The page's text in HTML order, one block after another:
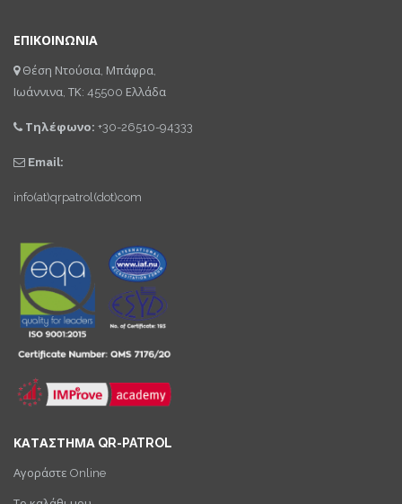
ΕΠΙΚΟΙΝΩΝΙΑ
Θέση Ντούσια, Μπάφρα,
Ιωάννινα, ΤΚ: 45500 Ελλάδα
Τηλέφωνο: +30-26510-94333
Email:
info(at)qrpatrol(dot)com
ΚΑΤΑΣΤΗΜΑ QR-PATROL
Αγοράστε Online